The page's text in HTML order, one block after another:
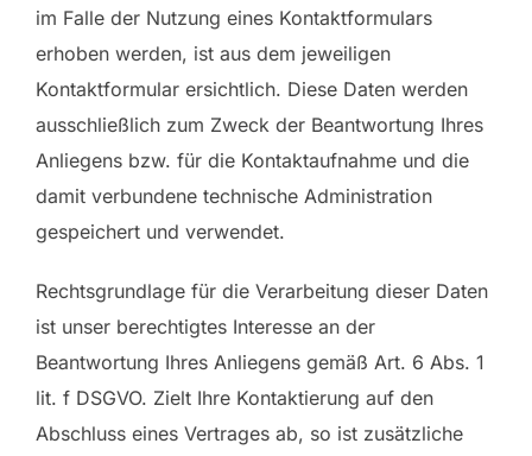
im Falle der Nutzung eines Kontaktformulars
erhoben werden, ist aus dem jeweiligen
Kontaktformular ersichtlich. Diese Daten werden
ausschließlich zum Zweck der Beantwortung Ihres
Anliegens bzw. für die Kontaktaufnahme und die
damit verbundene technische Administration
gespeichert und verwendet.
Rechtsgrundlage für die Verarbeitung dieser Daten
ist unser berechtigtes Interesse an der
Beantwortung Ihres Anliegens gemäß Art. 6 Abs. 1
lit. f DSGVO. Zielt Ihre Kontaktierung auf den
Abschluss eines Vertrages ab, so ist zusätzliche